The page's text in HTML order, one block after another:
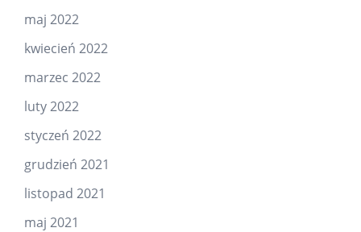
maj 2022
kwiecień 2022
marzec 2022
luty 2022
styczeń 2022
grudzień 2021
listopad 2021
maj 2021